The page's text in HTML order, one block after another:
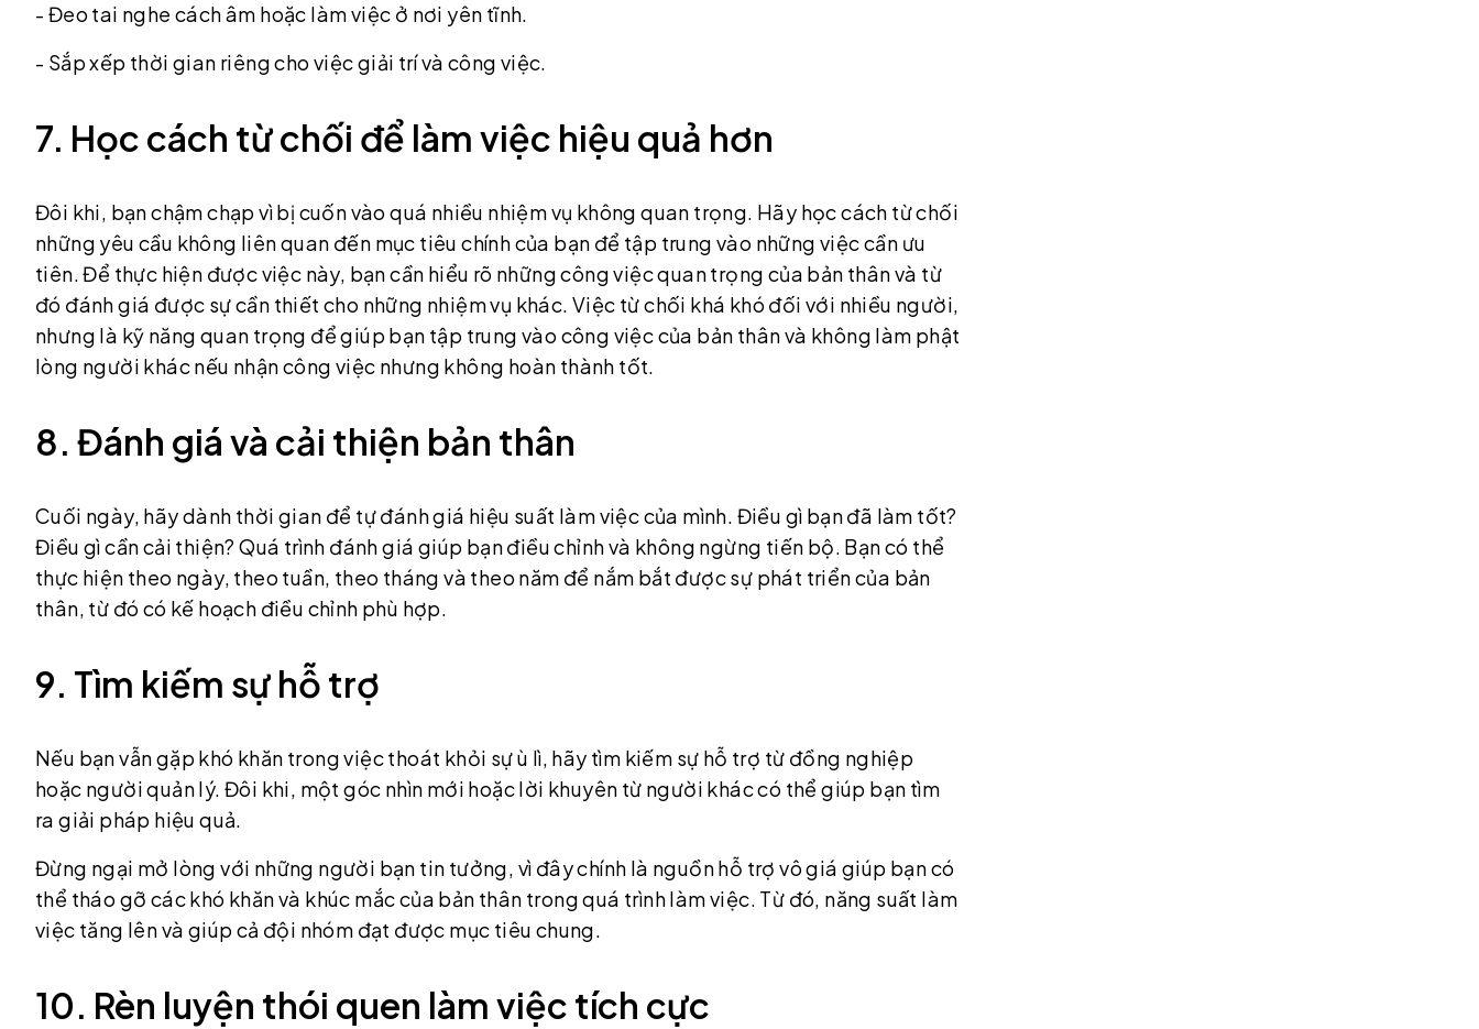
- Đeo tai nghe cách âm hoặc làm việc ở nơi yên tĩnh.
- Sắp xếp thời gian riêng cho việc giải trí và công việc.
7. Học cách từ chối để làm việc hiệu quả hơn
Đôi khi, bạn chậm chạp vì bị cuốn vào quá nhiều nhiệm vụ không quan trọng. Hãy học cách từ chối
những yêu cầu không liên quan đến mục tiêu chính của bạn để tập trung vào những việc cần ưu
tiên. Để thực hiện được việc này, bạn cần hiểu rõ những công việc quan trọng của bản thân và từ
đó đánh giá được sự cần thiết cho những nhiệm vụ khác. Việc từ chối khá khó đối với nhiều người,
nhưng là kỹ năng quan trọng để giúp bạn tập trung vào công việc của bản thân và không làm phật
lòng người khác nếu nhận công việc nhưng không hoàn thành tốt.
8. Đánh giá và cải thiện bản thân
Cuối ngày, hãy dành thời gian để tự đánh giá hiệu suất làm việc của mình. Điều gì bạn đã làm tốt?
Điều gì cần cải thiện? Quá trình đánh giá giúp bạn điều chỉnh và không ngừng tiến bộ. Bạn có thể
thực hiện theo ngày, theo tuần, theo tháng và theo năm để nắm bắt được sự phát triển của bản
thân, từ đó có kế hoạch điều chỉnh phù hợp.
9. Tìm kiếm sự hỗ trợ
Nếu bạn vẫn gặp khó khăn trong việc thoát khỏi sự ù lì, hãy tìm kiếm sự hỗ trợ từ đồng nghiệp
hoặc người quản lý. Đôi khi, một góc nhìn mới hoặc lời khuyên từ người khác có thể giúp bạn tìm
ra giải pháp hiệu quả.
Đừng ngại mở lòng với những người bạn tin tưởng, vì đây chính là nguồn hỗ trợ vô giá giúp bạn có
thể tháo gỡ các khó khăn và khúc mắc của bản thân trong quá trình làm việc. Từ đó, năng suất làm
việc tăng lên và giúp cả đội nhóm đạt được mục tiêu chung.
10. Rèn luyện thói quen làm việc tích cực